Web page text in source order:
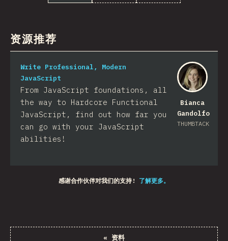
资源推荐
Bianca
Gandolfo
THUMBTACK
Write Professional, Modern
JavaScript
From JavaScript foundations, all
the way to Hardcore Functional
JavaScript, find out how far you
can go with your JavaScript
abilities!
感谢合作伙伴对我们的支持! 了解更多。
« 资料